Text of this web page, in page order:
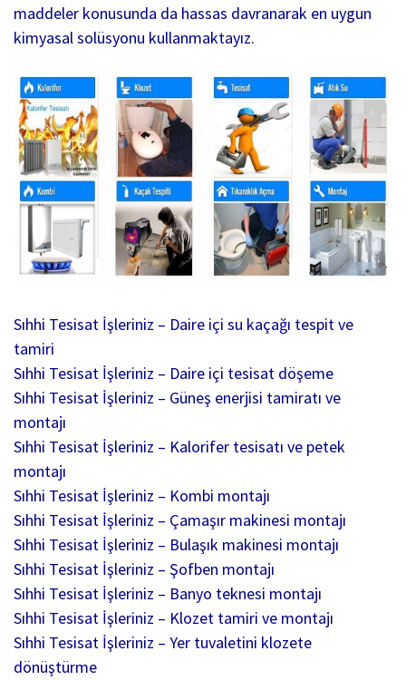
maddeler konusunda da hassas davranarak en uygun
kimyasal solüsyonu kullanmaktayız.
Sıhhi Tesisat İşleriniz – Daire içi su kaçağı tespit ve
tamiri
Sıhhi Tesisat İşleriniz – Daire içi tesisat döşeme
Sıhhi Tesisat İşleriniz – Güneş enerjisi tamiratı ve
montajı
Sıhhi Tesisat İşleriniz – Kalorifer tesisatı ve petek
montajı
Sıhhi Tesisat İşleriniz – Kombi montajı
Sıhhi Tesisat İşleriniz – Çamaşır makinesi montajı
Sıhhi Tesisat İşleriniz – Bulaşık makinesi montajı
Sıhhi Tesisat İşleriniz – Şofben montajı
Sıhhi Tesisat İşleriniz – Banyo teknesi montajı
Sıhhi Tesisat İşleriniz – Klozet tamiri ve montajı
Sıhhi Tesisat İşleriniz – Yer tuvaletini klozete
dönüştürme